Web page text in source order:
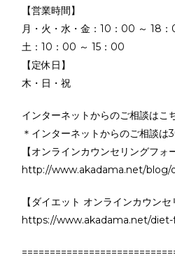
【営業時間】
月・火・水・金：10：00 ～ 18
土：10：00 ～ 15：00
【定休日】
木・日・祝
インターネットからのご相談はこ
＊インターネットからのご相談は
【オンラインカウンセリングフォ
http://www.akadama.net/
【ダイエット オンラインカウンセ
https://www.akadama.net/